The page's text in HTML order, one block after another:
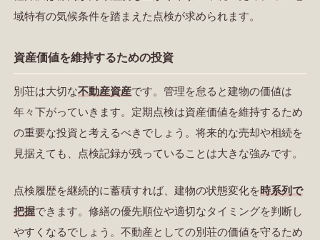
域特有の気候条件を踏まえた点検が求められます。
資産価値を維持するための投資
別荘は大切な不動産資産です。管理を怠ると建物の価値は
年々下がっていきます。定期点検は資産価値を維持するため
の重要な投資と考えるべきでしょう。将来的な売却や相続を
見据えても、点検記録が残っていることは大きな強みです。
点検履歴を継続的に蓄積すれば、建物の状態変化を時系列で
把握できます。修繕の優先順位や適切なタイミングを判断し
やすくなるでしょう。不動産としての別荘の価値を守るため